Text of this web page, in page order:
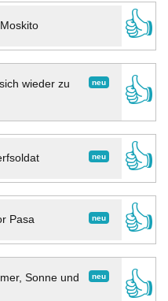
Moskito
👍
neu
wieder zu
👍
neu
👍
neu
Pasa
👍
neu
Sonne und
👍